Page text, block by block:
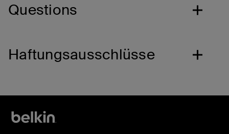
Questions
Haftungsausschlüsse